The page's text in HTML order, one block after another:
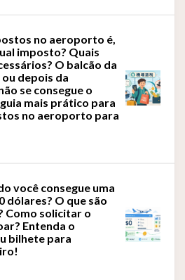
no aeroporto é,
imposto? Quais
O balcão da
depois da
se consegue o
mais prático para
no aeroporto para
você consegue uma
dólares? O que são
Como solicitar o
Entenda o
bilhete para